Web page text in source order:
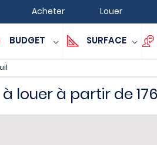
Acheter Louer
BUDGET SURFACE
louer à partir de